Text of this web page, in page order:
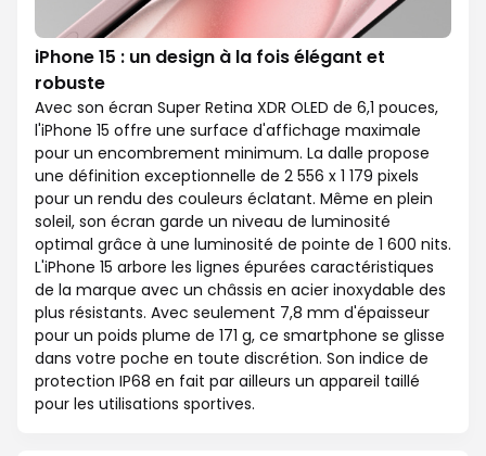
iPhone 15 : un design à la fois élégant et
robuste
Avec son écran Super Retina XDR OLED de 6,1 pouces,
l'iPhone 15 offre une surface d'affichage maximale
pour un encombrement minimum. La dalle propose
une définition exceptionnelle de 2 556 x 1 179 pixels
pour un rendu des couleurs éclatant. Même en plein
soleil, son écran garde un niveau de luminosité
optimal grâce à une luminosité de pointe de 1 600 nits.
L'iPhone 15 arbore les lignes épurées caractéristiques
de la marque avec un châssis en acier inoxydable des
plus résistants. Avec seulement 7,8 mm d'épaisseur
pour un poids plume de 171 g, ce smartphone se glisse
dans votre poche en toute discrétion. Son indice de
protection IP68 en fait par ailleurs un appareil taillé
pour les utilisations sportives.